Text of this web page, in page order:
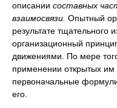
описании составных
взаимосвязи. Опытный
результате тщательного
организационный
движениями. По мере
применении открытых им
первоначальные
его.